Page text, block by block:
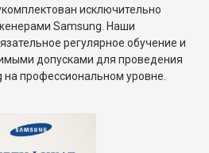
исключительно
Samsung. Наши
регулярное обучение и
допусками для проведения
профессиональном уровне.